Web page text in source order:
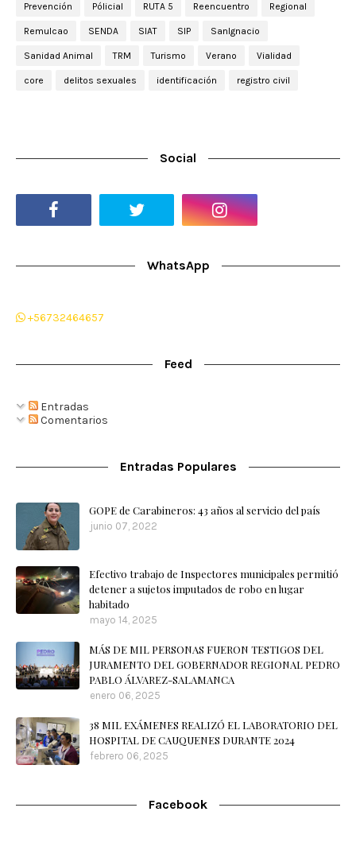
Prevención Pólicial RUTA 5 Reencuentro Regional
Remulcao SENDA SIAT SIP SanIgnacio
Sanidad Animal TRM Turismo Verano Vialidad
core delitos sexuales identificación registro civil
Social
WhatsApp
+56732464657
Feed
Entradas
Comentarios
Entradas Populares
GOPE de Carabineros: 43 años al servicio del país
junio 07, 2022
Efectivo trabajo de Inspectores municipales permitió
detener a sujetos imputados de robo en lugar
habitado
mayo 14, 2025
MÁS DE MIL PERSONAS FUERON TESTIGOS DEL
JURAMENTO DEL GOBERNADOR REGIONAL PEDRO
PABLO ÁLVAREZ-SALAMANCA
enero 06, 2025
38 MIL EXÁMENES REALIZÓ EL LABORATORIO DEL
HOSPITAL DE CAUQUENES DURANTE 2024
febrero 06, 2025
Facebook